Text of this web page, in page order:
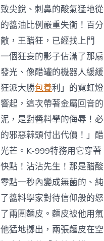
尖銳、刺鼻的酸氣猛地從
醬油比例嚴重失衡！百分
，王醋狂，已經找上門
個狂妄的影子佔滿了那扇
光、像醋罐的機器人緩緩
派大勝包養利」的霓虹燈
起，這次帶著金屬回音的
，是對醬料學的侮辱！必
邪惡蒜頭付出代價！」醋
芒。K-999特務用它穿著
點！沾沾先生！那是醋酸
點一秒內變成無菌的、純
醬料學家對待信仰般的怒
兩團麵皮。麵皮被他用氣
猛地擲出，兩張麵皮在空